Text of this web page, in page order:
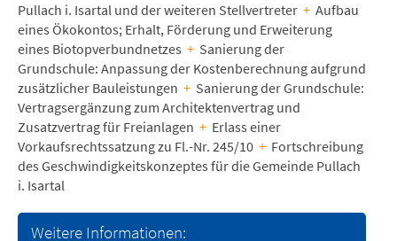
Pullach i. Isartal und der weiteren Stellvertreter + Aufbau
eines Ökokontos; Erhalt, Förderung und Erweiterung
eines Biotopverbundnetzes + Sanierung der
Grundschule: Anpassung der Kostenberechnung aufgrund
zusätzlicher Bauleistungen + Sanierung der Grundschule:
Vertragsergänzung zum Architektenvertrag und
Zusatzvertrag für Freianlagen + Erlass einer
Vorkaufsrechtssatzung zu Fl.-Nr. 245/10 + Fortschreibung
des Geschwindigkeitskonzeptes für die Gemeinde Pullach
i. Isartal
Weitere Informationen: